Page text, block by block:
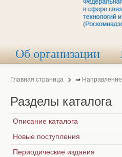
Об организации
Главная страница ⇒
Разделы каталога
Описание каталога
Новые поступления
Периодические издания